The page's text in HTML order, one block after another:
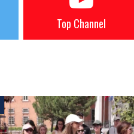
Top Channel